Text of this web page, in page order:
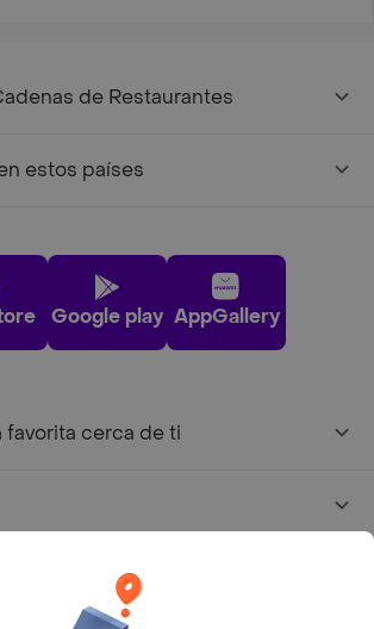
de Restaurantes
estos países
Google play AppGallery
cerca de ti